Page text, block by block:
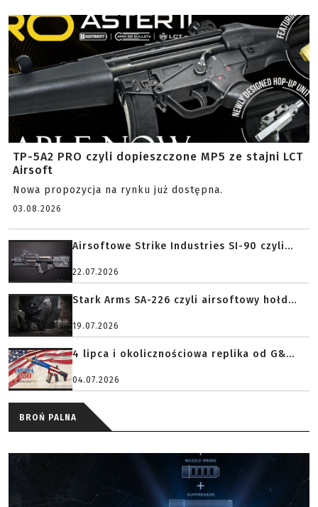
TP-5A2 PRO czyli dopieszczone MP5 ze stajni LCT
Airsoft
Nowa propozycja na rynku już dostępna.
03.08.2026
Airsoftowe Strike Industries SI-90 czyli...
22.07.2026
Stark Arms SA-226 czyli airsoftowy hołd...
19.07.2026
4 lipca i okolicznościowa replika od G&...
04.07.2026
BROŃ PALNA